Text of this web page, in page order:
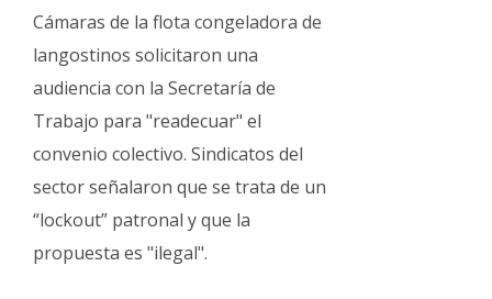
Cámaras de la flota congeladora de
langostinos solicitaron una
audiencia con la Secretaría de
Trabajo para "readecuar" el
convenio colectivo. Sindicatos del
sector señalaron que se trata de un
“lockout” patronal y que la
propuesta es "ilegal".